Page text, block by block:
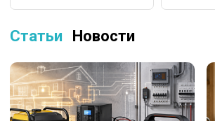
Статьи Новости